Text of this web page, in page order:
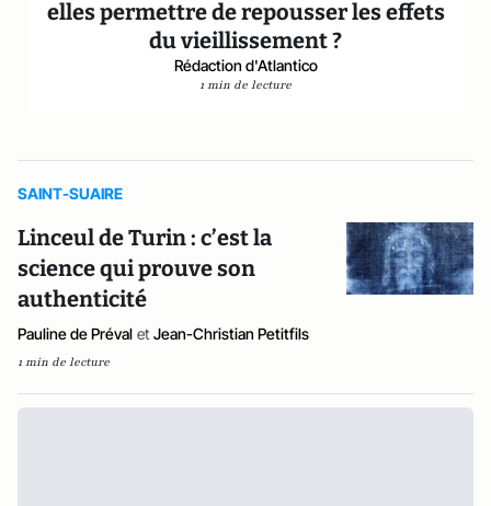
elles permettre de repousser les effets
du vieillissement ?
Rédaction d'Atlantico
1 min de lecture
SAINT-SUAIRE
Linceul de Turin : c’est la
science qui prouve son
authenticité
Pauline de Préval et Jean-Christian Petitfils
1 min de lecture